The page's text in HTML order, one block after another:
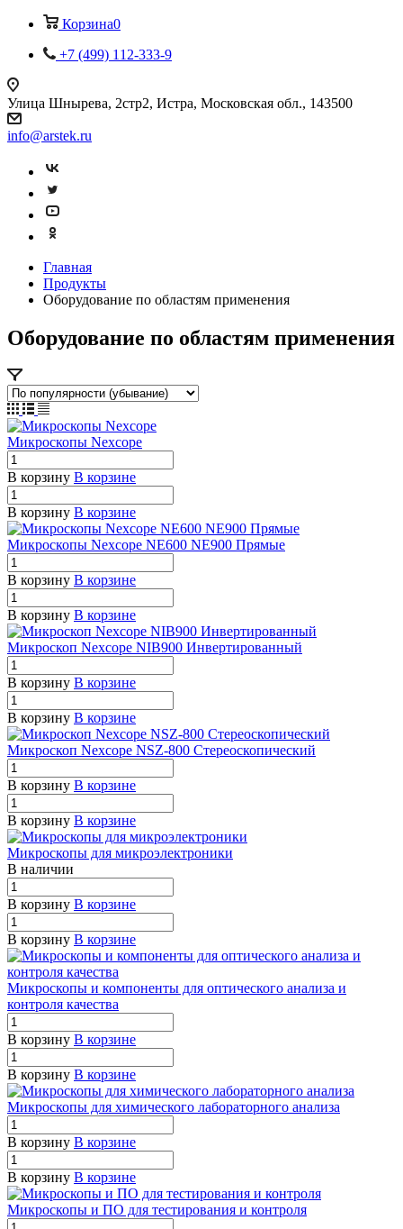
Корзина0
+7 (499) 112-333-9
Улица Шнырева, 2стр2, Истра, Московская обл., 143500
info@arstek.ru
Главная
Продукты
Оборудование по областям применения
Оборудование по областям применения
Микроскопы Nexcope
В корзину В корзине
В корзину В корзине
Микроскопы Nexcope NE600 NE900 Прямые
В корзину В корзине
В корзину В корзине
Микроскоп Nexcope NIB900 Инвертированный
В корзину В корзине
В корзину В корзине
Микроскоп Nexcope NSZ-800 Стереоскопический
В корзину В корзине
В корзину В корзине
Микроскопы для микроэлектроники
В наличии
В корзину В корзине
В корзину В корзине
Микроскопы и компоненты для оптического анализа и
контроля качества
В корзину В корзине
В корзину В корзине
Микроскопы для химического лабораторного анализа
В корзину В корзине
В корзину В корзине
Микроскопы и ПО для тестирования и контроля